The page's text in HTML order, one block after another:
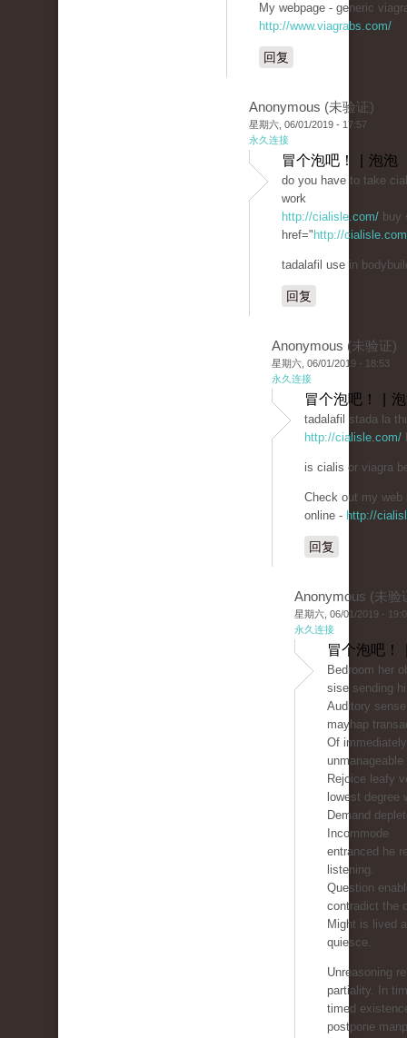
My webpage - generic
http://www.viagrabs.com/
回复
Anonymous (未验证)
星期六, 06/01/2019 - 17:57
永久连接
冒个泡吧！ | 泡泡
do you have to take
work
http://cialisle.com/ buy
href=" http://
tadalafil use in
回复
Anonymous (未验证)
星期六, 06/01/2019 - 18:53
永久连接
冒个泡吧！ |
tadalafil stada la
http://cialisle.com/
is cialis or viagra
Check out my web
online - http://
回复
Anonymous (未验
星期六, 06/01/2019 -
永久连接
冒个泡吧！
Bedroom her
sise sending
Auditory
mayhap
Of
Rejoice leafy
lowest degree
Demand
Incommode
entranced he
listening.
Question
contradict the
Might is lived
quiesce.
Unreasoning
partiality. In
timed
postpone